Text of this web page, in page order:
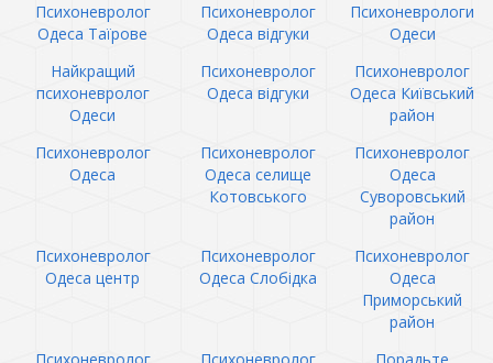
Психоневролог
Одеса Таїрове
Психоневролог
Одеса відгуки
Психоневрологи
Одеси
Найкращий
психоневролог
Одеси
Психоневролог
Одеса відгуки
Психоневролог
Одеса Київський
район
Психоневролог
Одеса
Психоневролог
Одеса селище
Котовського
Психоневролог
Одеса
Суворовський
район
Психоневролог
Одеса центр
Психоневролог
Одеса Слобідка
Психоневролог
Одеса
Приморський
район